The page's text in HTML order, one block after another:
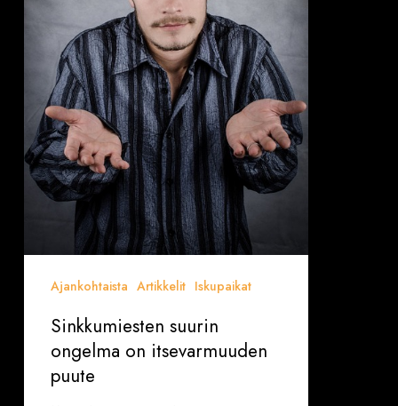
Ajankohtaista Artikkelit Iskupaikat
Sinkkumiesten suurin
ongelma on itsevarmuuden
puute